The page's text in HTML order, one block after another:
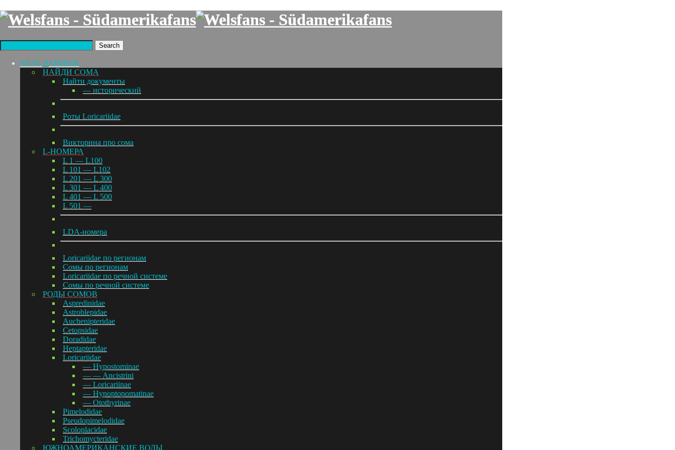
Search
БАЗА ДАННЫХ
НАЙДИ СОМА
Найти документы
— исторический
Роты Loricariidae
Викторина про сома
L-НОМЕРА
L 1 — L100
L 101 — L102
L 201 — L 300
L 301 — L 400
L 401 — L 500
L 501 —
LDA-номера
Loricariidae по регионам
Сомы по регионам
Loricariidae по речной системе
Сомы по речной системе
РОДЫ СОМОВ
Aspredinidae
Astroblepidae
Auchenipteridae
Cetopsidae
Doradidae
Heptapteridae
Loricariidae
— Hypostominae
— — Ancistrini
— Loricariinae
— Hypoptopomatinae
— Otothyrinae
Pimelodidae
Pseudopimelodidae
Scoloplacidae
Trichomycteridae
ЮЖНОАМЕРИКАНСКИЕ ВОДЫ